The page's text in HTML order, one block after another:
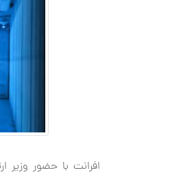
افرانت با حضور وزیر